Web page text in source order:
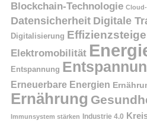
Blockchain-Technologie
Datensicherheit Digitale
Digitalisierung
Elektromobilität
Entspannung
Erneuerbare Energien
Ernährung
Immunsystem stärken Industrie 4.0